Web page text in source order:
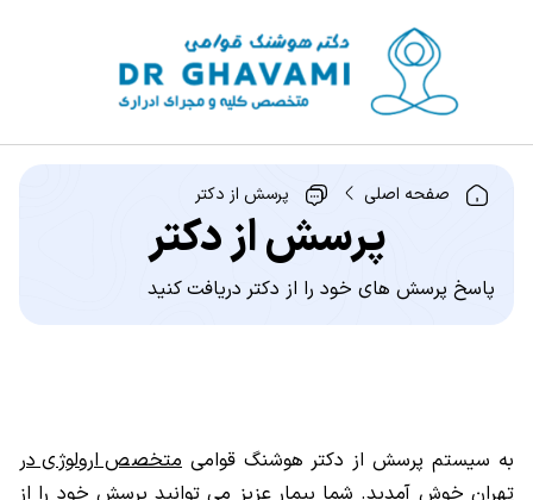
صفحه اصلی پرسش از دکتر
پرسش از دکتر
پاسخ پرسش های خود را از دکتر دریافت کنید
به سیستم پرسش از دکتر هوشنگ قوامی متخصص ارولوژی در
تهران خوش آمدید. شما بیمار عزیز می توانید پرسش خود را از